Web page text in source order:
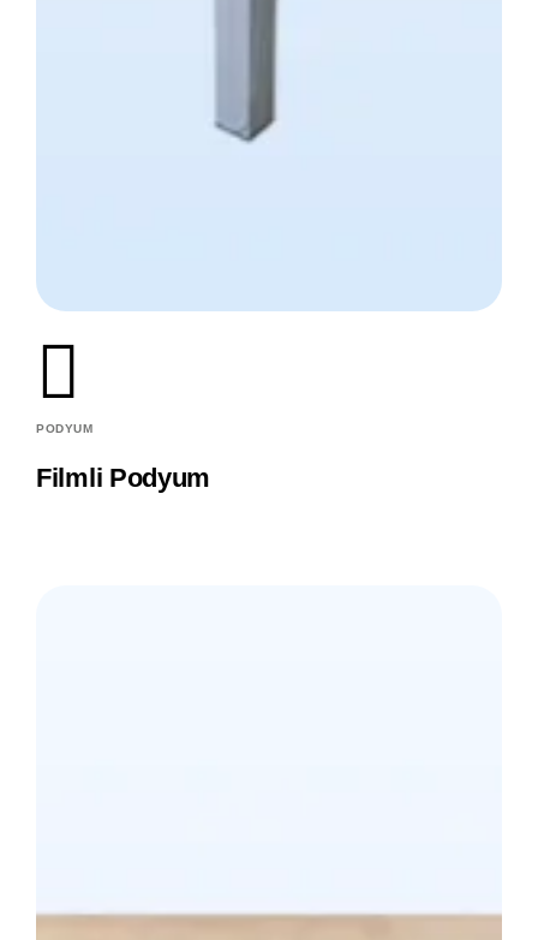
PODYUM
Filmli Podyum